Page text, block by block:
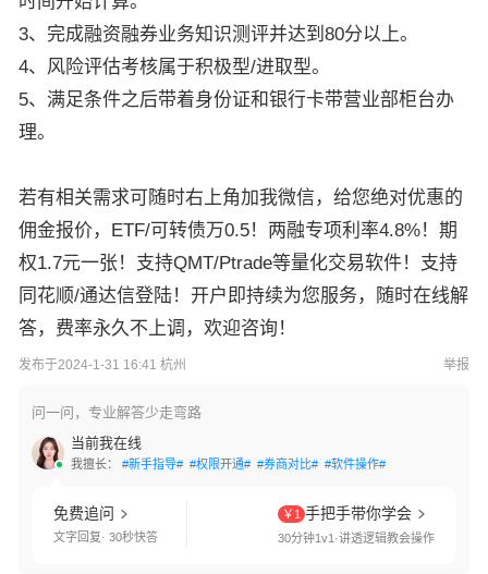
3、完成融资融券业务知识测评并达到80分以上。
4、风险评估考核属于积极型/进取型。
5、满足条件之后带着身份证和银行卡带营业部柜台办
理。
若有相关需求可随时右上角加我微信，给您绝对优惠的
佣金报价，ETF/可转债万0.5！两融专项利率4.8%！期
权1.7元一张！支持QMT/Ptrade等量化交易软件！支持
同花顺/通达信登陆！开户即持续为您服务，随时在线解
答，费率永久不上调，欢迎咨询！
发布于2024-1-31 16:41 杭州 举报
问一问，专业解答少走弯路
当前我在线
我擅长： #新手指导# #权限开通# #券商对比# #软件操作#
免费追问
文字回复· 30秒快答
￥1 手把手带你学会
30分钟1v1·讲透逻辑教会操作